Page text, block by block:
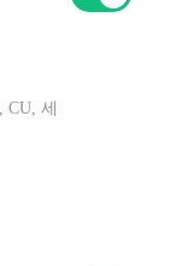
CU, 세